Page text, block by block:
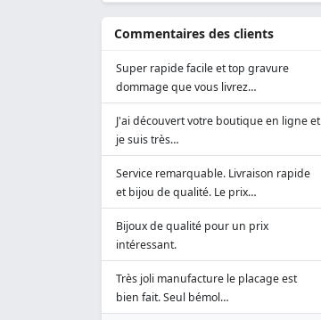
Commentaires des clients
Super rapide facile et top gravure
dommage que vous livrez…
J'ai découvert votre boutique en ligne et
je suis très…
Service remarquable. Livraison rapide
et bijou de qualité. Le prix…
Bijoux de qualité pour un prix
intéressant.
Très joli manufacture le placage est
bien fait. Seul bémol…